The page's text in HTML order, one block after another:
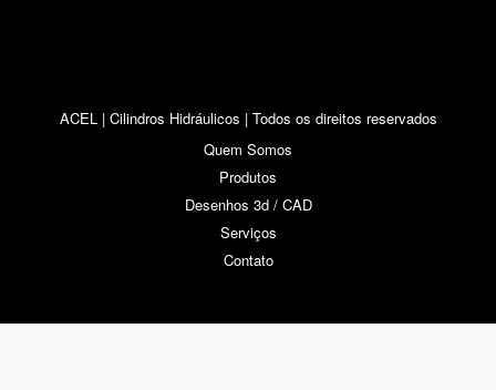
ACEL | Cilindros Hidráulicos | Todos os direitos reservados
Quem Somos
Produtos
Desenhos 3d / CAD
Serviços
Contato